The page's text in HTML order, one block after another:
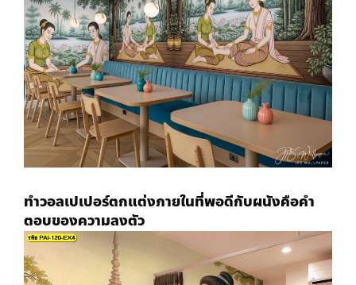
ทำวอลเปเปอร์ตกแต่งภายในที่พอดีกับผนังคือคำ
ตอบของความลงตัว